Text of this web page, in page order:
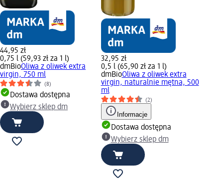
44,95 zł
0,75 l (59,93 zł za 1 l)
dmBioOliwa z oliwek extra
virgin, 750 ml
(8)
Dostawa dostępna
Wybierz sklep dm
32,95 zł
0,5 l (65,90 zł za 1 l)
dmBioOliwa z oliwek extra
virgin, naturalnie mętna, 500
ml
(2)
Informacje
Dostawa dostępna
Wybierz sklep dm